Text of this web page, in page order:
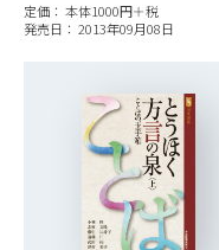
定価： 本体1000円＋税
発売日： 2013年09月08日